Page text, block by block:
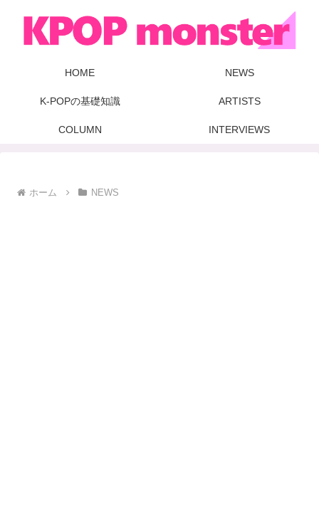
HOME NEWS
K-POPの基礎知識 ARTISTS
COLUMN INTERVIEWS
ホーム NEWS